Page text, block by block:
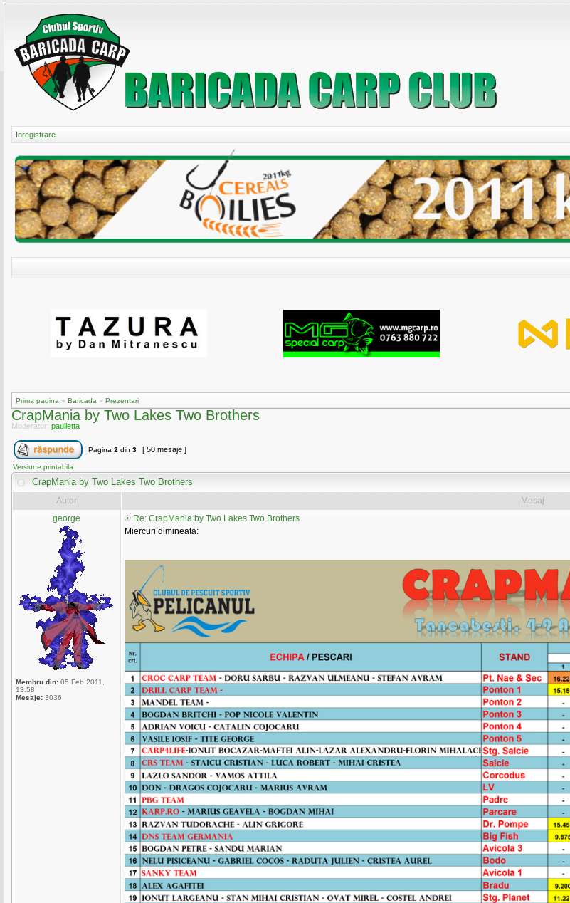
Inregistrare
Prima pagina » Baricada » Prezentari
CrapMania by Two Lakes Two Brothers
Moderator: paulletta
Pagina 2 din 3 [ 50 mesaje ]
Versiune printabila
CrapMania by Two Lakes Two Brothers
Autor
Mesaj
george
Membru din: 05 Feb 2011,
13:58
Mesaje: 3036
Re: CrapMania by Two Lakes Two Brothers
Miercuri dimineata: